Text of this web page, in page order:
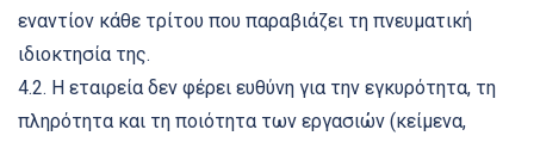
εναντίον κάθε τρίτου που παραβιάζει τη πνευματική
ιδιοκτησία της.
4.2. H εταιρεία δεν φέρει ευθύνη για την εγκυρότητα, τη
πληρότητα και τη ποιότητα των εργασιών (κείμενα,